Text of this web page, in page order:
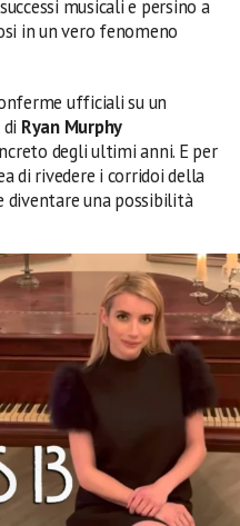
musicali e persino a
in un vero fenomeno
ufficiali su un
Ryan Murphy
degli ultimi anni. E per
di rivedere i corridoi della
diventare una possibilità